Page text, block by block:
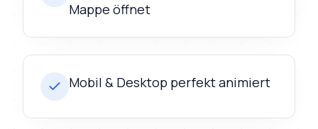
Mappe öffnet
Mobil & Desktop perfekt animiert